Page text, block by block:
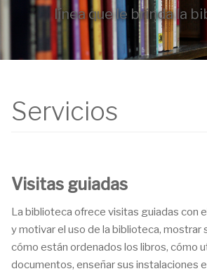
línea que le brinda la
Servicios
Visitas guiadas
La biblioteca ofrece visitas guiadas con
y motivar el uso de la biblioteca, mostrar
cómo están ordenados los libros, cómo
documentos, enseñar sus instalaciones